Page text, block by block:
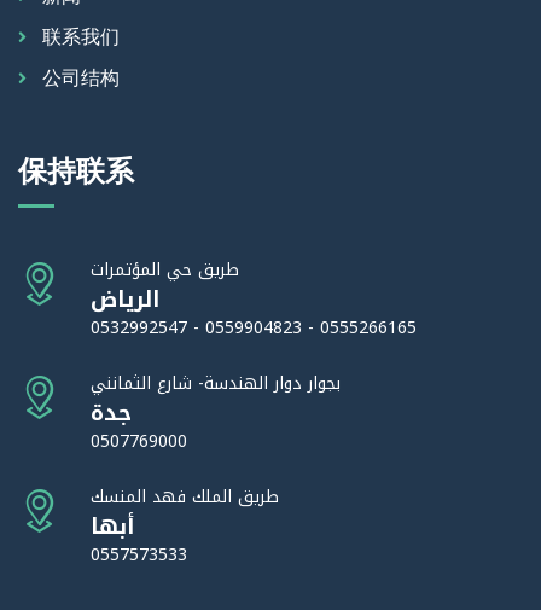
联系我们
公司结构
保持联系
طريق حي المؤتمرات
الرياض
0532992547 - 0559904823 - 0555266165
بجوار دوار الهندسة- شارع الثمانني
جدة
0507769000
طريق الملك فهد المنسك
أبها
0557573533